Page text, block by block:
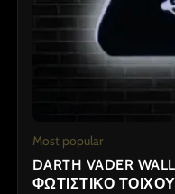
Most popular
DARTH VADER
ΦΩΤΙΣΤΙΚΟ ΤΟΙΧΟΥ